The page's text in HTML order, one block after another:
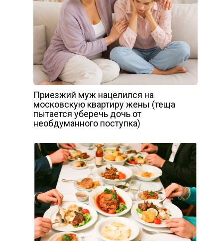
Приезжий муж нацелился на
московскую квартиру жены (теща
пытается уберечь дочь от
необдуманного поступка)